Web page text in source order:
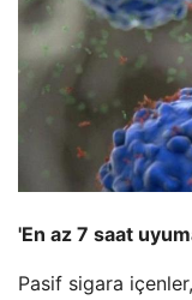
'En az 7 saat
Pasif sigara